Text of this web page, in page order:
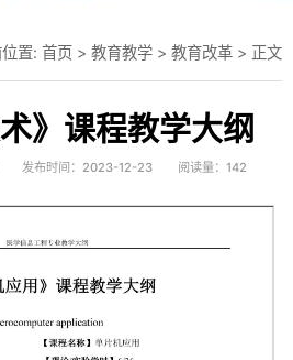
置: 首页 > 教育教学 > 教育改革 > 正文
》课程教学大纲
发布时间：2023-12-23 阅读量： 142